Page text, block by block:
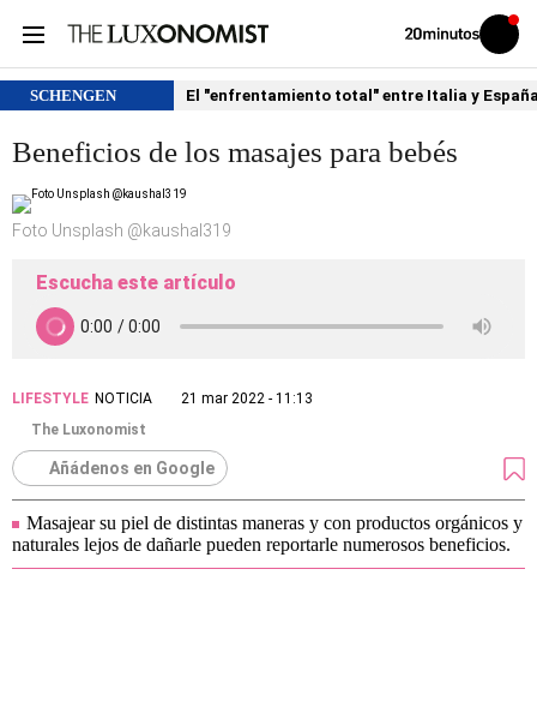
Volver
Iniciar
sesión
SCHENGEN El "enfrentamiento total" entre Italia y
Beneficios de los masajes para bebés
Foto Unsplash @kaushal319
Escucha este artículo
LIFESTYLE NOTICIA
21 mar 2022 - 11:13
The Luxonomist
Añádenos en Google
Masajear su piel de distintas maneras y con productos orgánicos y
naturales lejos de dañarle pueden reportarle numerosos beneficios.